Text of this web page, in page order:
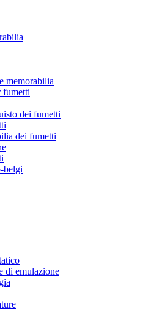
memorabilia
fumetti
dei fumetti
dei fumetti
belgi
di emulazione